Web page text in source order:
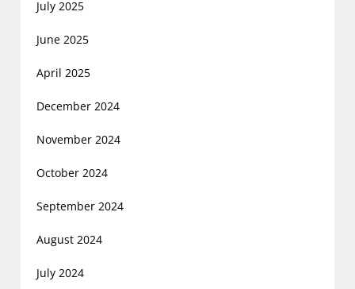
July 2025
June 2025
April 2025
December 2024
November 2024
October 2024
September 2024
August 2024
July 2024